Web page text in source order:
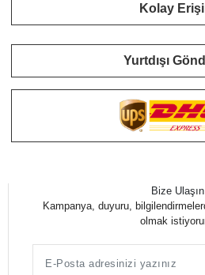
Kolay
Yurtdışı
Bize Ulaşın
Kampanya, duyuru,
olmak